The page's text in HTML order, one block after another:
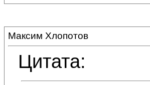
Максим Хлопотов
Цитата: